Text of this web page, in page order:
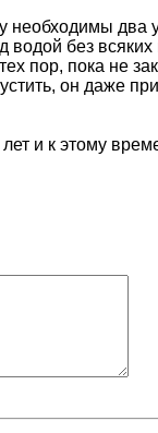
необходимы
без всяких
пор, пока не
он даже
и к этому